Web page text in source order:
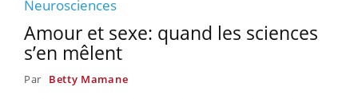
Neurosciences
Amour et sexe: quand les sciences
s’en mêlent
Par Betty Mamane